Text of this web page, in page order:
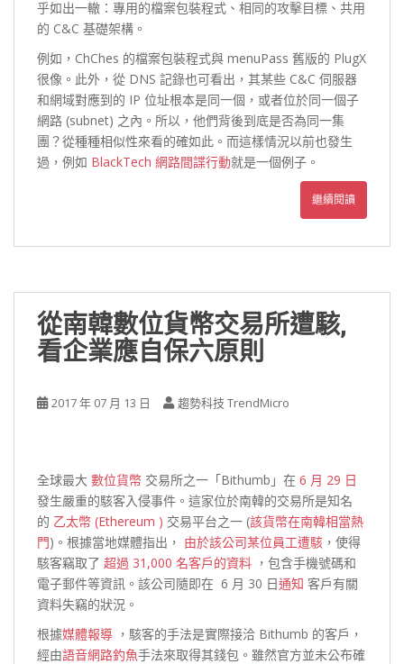
乎如出一轍：專用的檔案包裝程式、相同的攻擊目標、共用
的 C&C 基礎架構。
例如，ChChes 的檔案包裝程式與 menuPass 舊版的 PlugX
很像。此外，從 DNS 記錄也可看出，其某些 C&C 伺服器
和網域對應到的 IP 位址根本是同一個，或者位於同一個子
網路 (subnet) 之內。所以，他們背後到底是否為同一集
團？從種種相似性來看的確如此。而這樣情況以前也發生
過，例如 BlackTech 網路間諜行動就是一個例子。
繼續閱讀
從南韓數位貨幣交易所遭駭,
看企業應自保六原則
2017 年 07 月 13 日 趨勢科技 TrendMicro
全球最大 數位貨幣 交易所之一「Bithumb」在 6 月 29 日
發生嚴重的駭客入侵事件。這家位於南韓的交易所是知名
的 乙太幣 (Ethereum ) 交易平台之一 (該貨幣在南韓相當熱
門)。根據當地媒體指出， 由於該公司某位員工遭駭 ，使得
駭客竊取了 超過 31,000 名客戶的資料 ，包含手機號碼和
電子郵件等資訊。該公司隨即在 6 月 30 日通知 客戶有關
資料失竊的狀況。
根據媒體報導 ，駭客的手法是實際接洽 Bithumb 的客戶，
經由語音網路釣魚手法來取得其錢包。雖然官方並未公布確